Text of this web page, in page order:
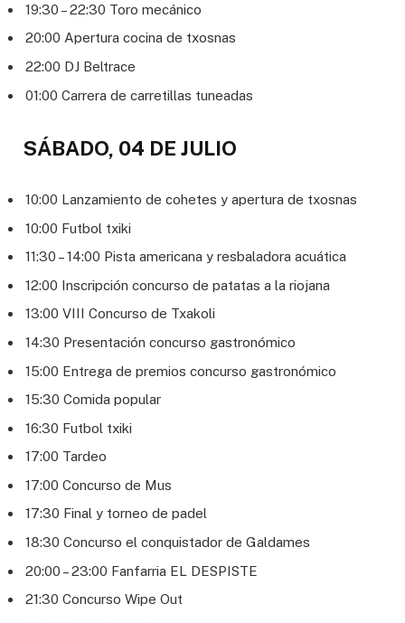
19:30 – 22:30 Toro mecánico
20:00 Apertura cocina de txosnas
22:00 DJ Beltrace
01:00 Carrera de carretillas tuneadas
SÁBADO, 04 DE JULIO
10:00 Lanzamiento de cohetes y apertura de txosnas
10:00 Futbol txiki
11:30 – 14:00 Pista americana y resbaladora acuática
12:00 Inscripción concurso de patatas a la riojana
13:00 VIII Concurso de Txakoli
14:30 Presentación concurso gastronómico
15:00 Entrega de premios concurso gastronómico
15:30 Comida popular
16:30 Futbol txiki
17:00 Tardeo
17:00 Concurso de Mus
17:30 Final y torneo de padel
18:30 Concurso el conquistador de Galdames
20:00 – 23:00 Fanfarria EL DESPISTE
21:30 Concurso Wipe Out